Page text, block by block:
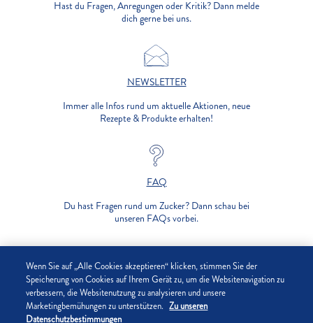
Hast du Fragen, Anregungen oder Kritik? Dann melde
dich gerne bei uns.
NEWSLETTER
Immer alle Infos rund um aktuelle Aktionen, neue
Rezepte & Produkte erhalten!
FAQ
Du hast Fragen rund um Zucker? Dann schau bei
unseren FAQs vorbei.
UNTERNEHMEN
DATENSCHUTZ
Wenn Sie auf „Alle Cookies akzeptieren“ klicken, stimmen Sie der
Speicherung von Cookies auf Ihrem Gerät zu, um die Websitenavigation zu
verbessern, die Websitenutzung zu analysieren und unsere
Marketingbemühungen zu unterstützen. Zu unseren
Datenschutzbestimmungen